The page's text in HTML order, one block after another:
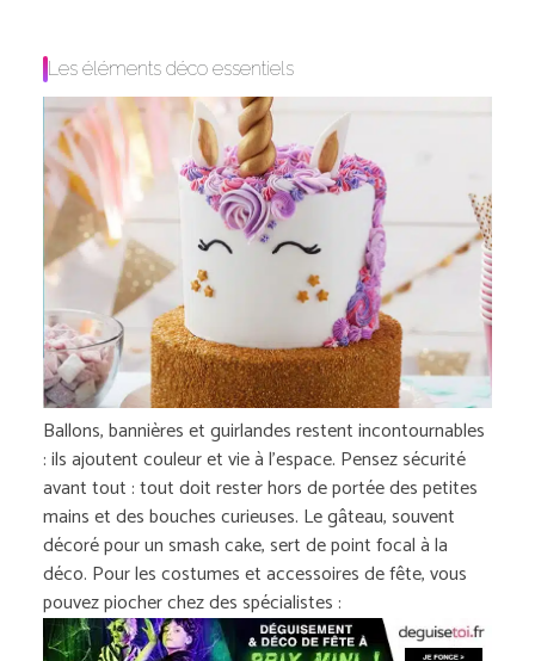
Les éléments déco essentiels
Ballons, bannières et guirlandes restent incontournables
: ils ajoutent couleur et vie à l’espace. Pensez sécurité
avant tout : tout doit rester hors de portée des petites
mains et des bouches curieuses. Le gâteau, souvent
décoré pour un smash cake, sert de point focal à la
déco. Pour les costumes et accessoires de fête, vous
pouvez piocher chez des spécialistes :